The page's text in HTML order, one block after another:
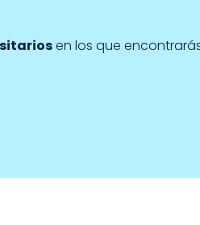
en los que